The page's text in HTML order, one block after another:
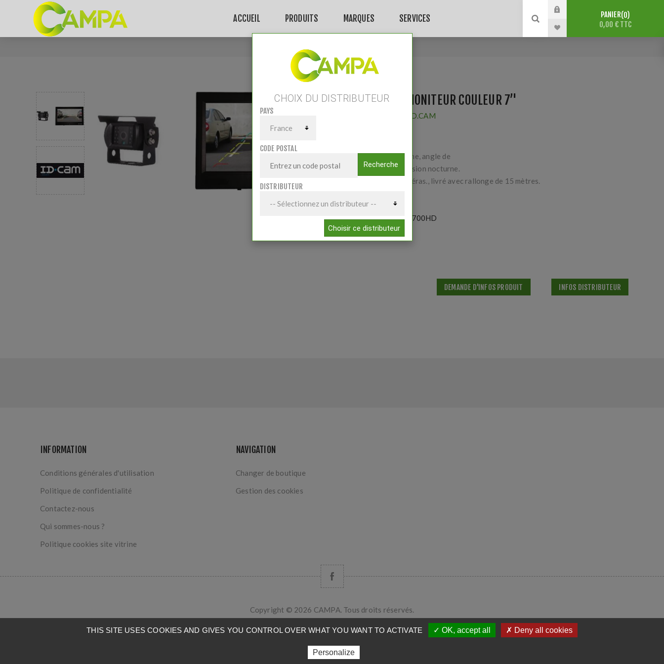
ACCUEIL PRODUITS MARQUES SERVICES PANIER 0
0,00 € TTC
KIT AHD MONITEUR COULEUR 7’'
ID.CAM
Caméra étanche, angle de
vision 100°, vision nocturne.
2 entrées caméras., livré avec rallonge de 15 mètres.
Référence:ID700HD
DEMANDE D'INFOS PRODUIT INFOS DISTRIBUTEUR
INFORMATION
Conditions générales d'utilisation
Politique de confidentialité
Contactez-nous
Qui sommes-nous ?
Politique cookies site vitrine
NAVIGATION
Changer de boutique
Gestion des cookies
Copyright © 2026 CAMPA. Tous droits réservés.
CHOIX DU DISTRIBUTEUR
PAYS
CODE POSTAL
Recherche
DISTRIBUTEUR
Choisir ce distributeur
THIS SITE USES COOKIES AND GIVES YOU CONTROL OVER WHAT YOU WANT TO ACTIVATE ✓ OK, accept all ✗ Deny all cookies
Personalize